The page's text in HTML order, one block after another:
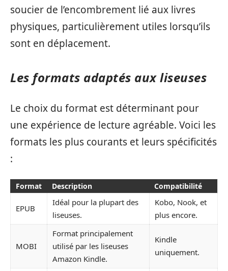
soucier de l’encombrement lié aux livres
physiques, particulièrement utiles lorsqu’ils
sont en déplacement.
Les formats adaptés aux liseuses
Le choix du format est déterminant pour
une expérience de lecture agréable. Voici les
formats les plus courants et leurs spécificités
:
Format Description Compatibilité
EPUB
Idéal pour la plupart des
liseuses.
Kobo, Nook, et
plus encore.
MOBI
Format principalement
utilisé par les liseuses
Amazon Kindle.
Kindle
uniquement.